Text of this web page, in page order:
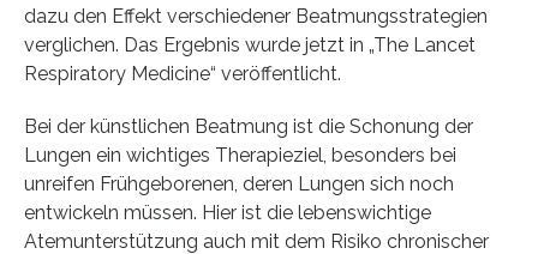
dazu den Effekt verschiedener Beatmungsstrategien
verglichen. Das Ergebnis wurde jetzt in „The Lancet
Respiratory Medicine“ veröffentlicht.
Bei der künstlichen Beatmung ist die Schonung der
Lungen ein wichtiges Therapieziel, besonders bei
unreifen Frühgeborenen, deren Lungen sich noch
entwickeln müssen. Hier ist die lebenswichtige
Atemunterstützung auch mit dem Risiko chronischer